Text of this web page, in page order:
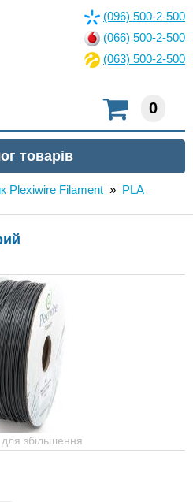
(096) 500-2-500
(066) 500-2-500
(063) 500-2-500
0
Plexiwire Filament » PLA
для збільшення